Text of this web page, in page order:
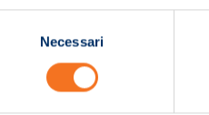
Necessari
51100 Pistoia - Cod.Fisc. e